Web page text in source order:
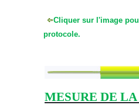
Cliquer sur l'image
protocole.
MESURE DE